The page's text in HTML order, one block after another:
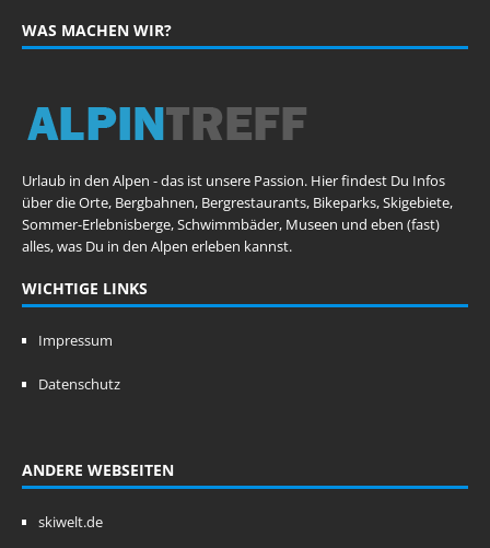
WAS MACHEN WIR?
Urlaub in den Alpen - das ist unsere Passion. Hier findest Du Infos
über die Orte, Bergbahnen, Bergrestaurants, Bikeparks, Skigebiete,
Sommer-Erlebnisberge, Schwimmbäder, Museen und eben (fast)
alles, was Du in den Alpen erleben kannst.
WICHTIGE LINKS
Impressum
Datenschutz
ANDERE WEBSEITEN
skiwelt.de